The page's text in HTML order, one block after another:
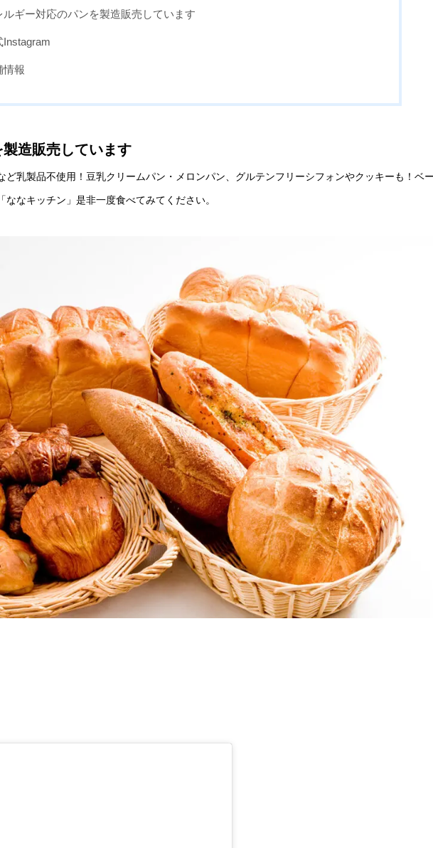
ルギー対応のパンを製造販売しています
Instagram
情報
造販売しています
ど乳製品不使用！豆乳クリームパン・メロンパン、グルテンフリーシフォンやクッキーも！ベ
なキッチン」是非一度食べてみてください。